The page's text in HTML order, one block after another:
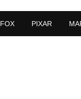
FOX PIXAR